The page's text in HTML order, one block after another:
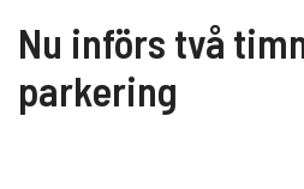
Nu införs två
parkering